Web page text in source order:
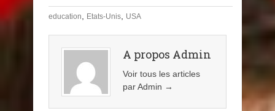
education Etats-Unis, USA
A propos Admin
Voir tous les articles
par Admin →